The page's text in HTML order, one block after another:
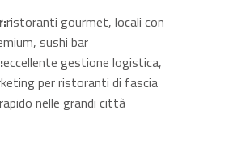
ristoranti gourmet, locali con
sushi bar
eccellente gestione logistica,
per ristoranti di fascia
nelle grandi città